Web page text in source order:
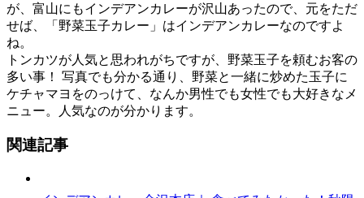
が、富山にもインデアンカレーが沢山あったので、元をただ
せば、「野菜玉子カレー」はインデアンカレーなのですよ
ね。
トンカツが人気と思われがちですが、野菜玉子を頼むお客の
多い事！ 写真でも分かる通り、野菜と一緒に炒めた玉子に
ケチャマヨをのっけて、なんか男性でも女性でも大好きなメ
ニュー。人気なのが分かります。
関連記事